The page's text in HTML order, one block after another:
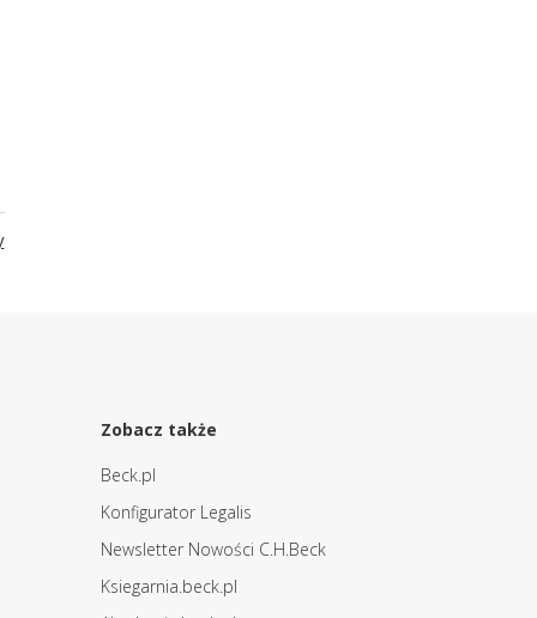
Zobacz także
Beck.pl
Konfigurator Legalis
Newsletter Nowości C.H.Beck
Ksiegarnia.beck.pl